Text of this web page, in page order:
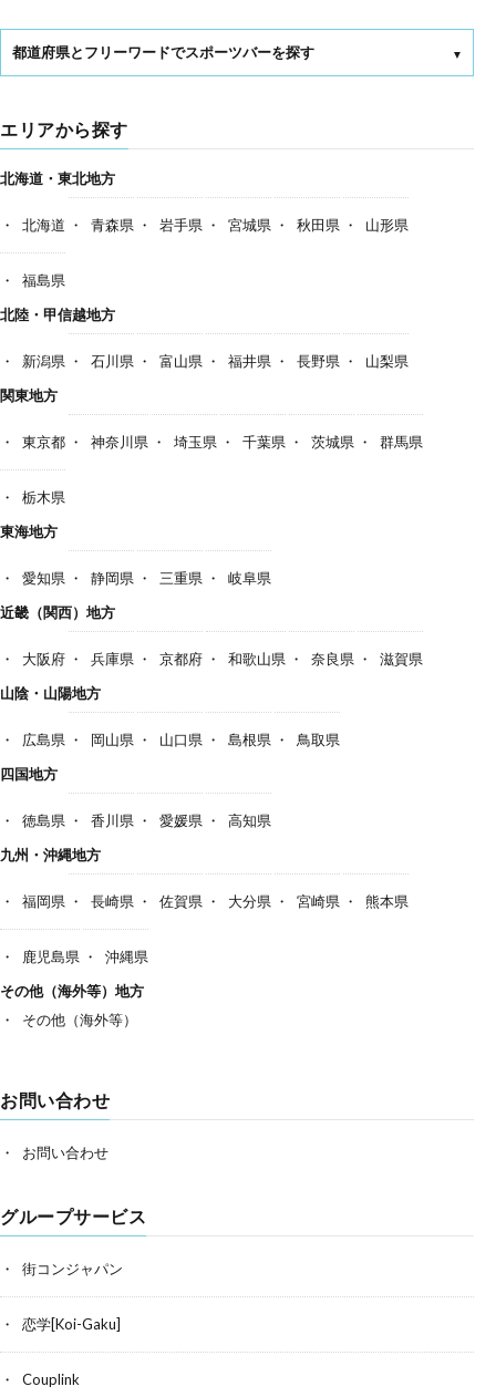
都道府県とフリーワードでスポーツバーを探す
エリアから探す
北海道・東北地方
北海道 青森県 岩手県 宮城県 秋田県 山形県
福島県
北陸・甲信越地方
新潟県 石川県 富山県 福井県 長野県
山梨県
関東地方
東京都 神奈川県 埼玉県 千葉県 茨城県 群馬県
栃木県
東海地方
愛知県 静岡県 三重県
岐阜県
近畿（関西）地方
大阪府 兵庫県 京都府 和歌山県 奈良県
滋賀県
山陰・山陽地方
広島県 岡山県 山口県 島根県
鳥取県
四国地方
徳島県 香川県 愛媛県
高知県
九州・沖縄地方
福岡県 長崎県 佐賀県 大分県 宮崎県 熊本県
鹿児島県
沖縄県
その他（海外等）地方
その他（海外等）
お問い合わせ
お問い合わせ
グループサービス
街コンジャパン
恋学[Koi-Gaku]
Couplink